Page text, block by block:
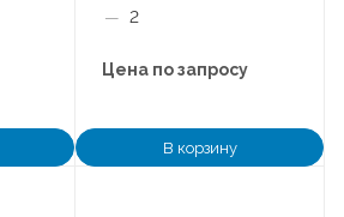
— 2
Цена по запросу
В корзину